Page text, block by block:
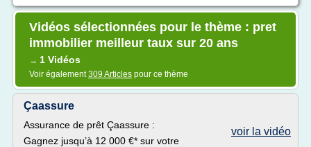
Vidéos sélectionnées pour le thème : pret
immobilier meilleur taux sur 20 ans
→ 1 Vidéos
Voir également309 Articles pour ce thème
Çaassure
voir la vidéo
Assurance de prêt Çaassure :
Gagnez jusqu’à 12 000 €* sur votre